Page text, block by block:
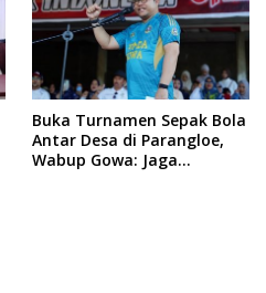
Buka Turnamen Sepak Bola
Antar Desa di Parangloe,
Wabup Gowa: Jaga